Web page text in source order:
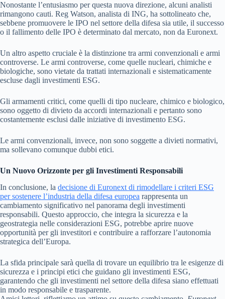
Nonostante l’entusiasmo per questa nuova direzione, alcuni analisti
rimangono cauti. Reg Watson, analista di ING, ha sottolineato che,
sebbene promuovere le IPO nel settore della difesa sia utile, il successo
o il fallimento delle IPO è determinato dal mercato, non da Euronext.
Un altro aspetto cruciale è la distinzione tra armi convenzionali e armi
controverse. Le armi controverse, come quelle nucleari, chimiche e
biologiche, sono vietate da trattati internazionali e sistematicamente
escluse dagli investimenti ESG.
Gli armamenti critici, come quelli di tipo nucleare, chimico e biologico,
sono oggetto di divieto da accordi internazionali e pertanto sono
costantemente esclusi dalle iniziative di investimento ESG.
Le armi convenzionali, invece, non sono soggette a divieti normativi,
ma sollevano comunque dubbi etici.
Un Nuovo Orizzonte per gli Investimenti Responsabili
In conclusione, la decisione di Euronext di rimodellare i criteri ESG
per sostenere l’industria della difesa europea rappresenta un
cambiamento significativo nel panorama degli investimenti
responsabili. Questo approccio, che integra la sicurezza e la
geostrategia nelle considerazioni ESG, potrebbe aprire nuove
opportunità per gli investitori e contribuire a rafforzare l’autonomia
strategica dell’Europa.
La sfida principale sarà quella di trovare un equilibrio tra le esigenze di
sicurezza e i principi etici che guidano gli investimenti ESG,
garantendo che gli investimenti nel settore della difesa siano effettuati
in modo responsabile e trasparente.